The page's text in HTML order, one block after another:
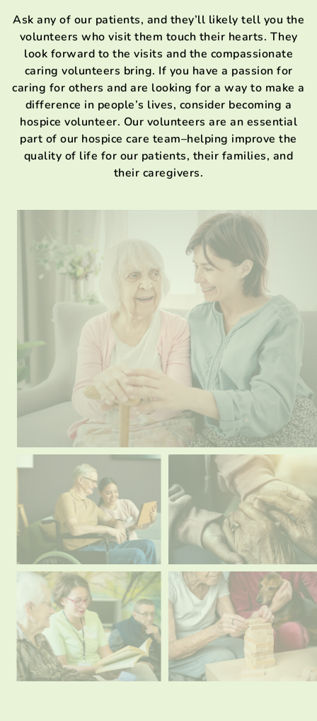
Ask any of our patients, and they’ll likely tell you the
volunteers who visit them touch their hearts. They
look forward to the visits and the compassionate
caring volunteers bring. If you have a passion for
caring for others and are looking for a way to make a
difference in people’s lives, consider becoming a
hospice volunteer. Our volunteers are an essential
part of our hospice care team–helping improve the
quality of life for our patients, their families, and
their caregivers.